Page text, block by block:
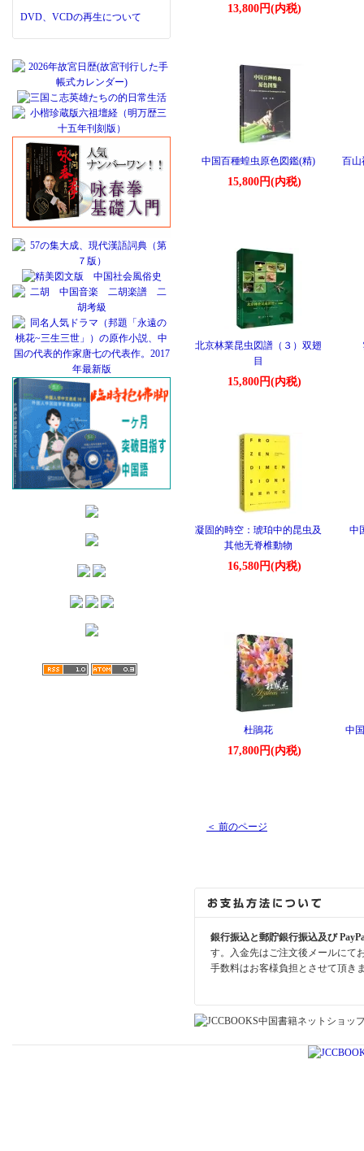
DVD、VCDの再生について
13,800円(内税)
中国百種蝗虫原色図鑑(精)
15,800円(内税)
百山
北京林業昆虫図譜（３）双翅
目
15,800円(内税)
凝固的時空：琥珀中的昆虫及
其他无脊椎動物
16,580円(内税)
中
杜鵑花
17,800円(内税)
中
＜ 前のページ
銀行振込と郵貯銀行振込及び
す。入金先はご注文後メールにて
手数料はお客様負担とさせて頂き